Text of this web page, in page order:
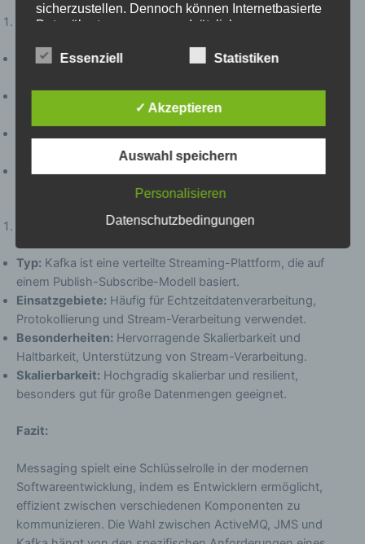
Java Message Service (JMS):
Typ:JMS ist eine API, die von Java für die Implementierung
Java-Enterprise-Anwendungen.
Messaging-Anwendungen in der Java-Welt.
Skalierbarkeit:Abhängig von der Implementierung, aber in
der Regel gut skalierbar.
Typ: Kafka ist eine verteilte Streaming-Plattform, die auf
einem Publish-Subscribe-Modell basiert.
Einsatzgebiete: Häufig für Echtzeitdatenverarbeitung,
Protokollierung und Stream-Verarbeitung verwendet.
Besonderheiten: Hervorragende Skalierbarkeit und
Haltbarkeit, Unterstützung von Stream-Verarbeitung.
Skalierbarkeit: Hochgradig skalierbar und resilient,
besonders gut für große Datenmengen geeignet.
Fazit:
Messaging spielt eine Schlüsselrolle in der modernen
Softwareentwicklung, indem es Entwicklern ermöglicht,
effizient zwischen verschiedenen Komponenten zu
kommunizieren. Die Wahl zwischen ActiveMQ, JMS und
sicherzustellen. Dennoch können Internetbasierte
Datenübertragungen grundsätzlich
Schutz nicht gewährleistet werden kann. Aus
frei, personenbezogene Daten auch auf
alternativen Wegen, beispielsweise telefonisch, an
Begriffsbestimmungen
Begrifflichkeiten, die durch den Europäischen
Richtlinien- und Verordnungsgeber beim Erlass
der Datenschutz-Grundverordnung (DS-GVO)
verwendet wurden. Unsere Datenschutzerklärung
soll sowohl für die Öffentlichkeit als auch für
unsere Kunden und Geschäftspartner einfach
lesbar und verständlich sein. Um dies zu
gewährleisten, möchten wir vorab die verwendeten
Begrifflichkeiten erläutern.
Wir verwenden in dieser Datenschutzerklärung
unter anderem die folgenden Begriffe:
Informationen, die sich auf eine identifizierte
oder identifizierbare natürliche Person (im
Folgenden „betroffene Person") beziehen.
Als identifizierbar wird eine natürliche
Person angesehen, die direkt oder indirekt,
Essenziell Statistiken
✓ Akzeptieren
Auswahl speichern
Personalisieren
Datenschutzbedingungen